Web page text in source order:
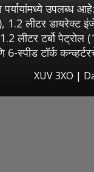
पर्यायांमध्ये उपलब्ध
1.2 लीटर डायरेक्ट
लीटर टर्बो पेट्रोल
स्पीड टॉर्क
XUV 3XO |